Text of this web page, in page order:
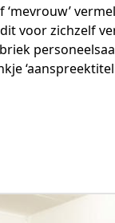
voor zichzelf
‘aanspreektitel